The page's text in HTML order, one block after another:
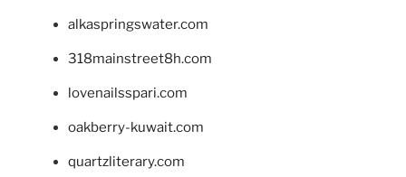
alkaspringswater.com
318mainstreet8h.com
lovenailsspari.com
oakberry-kuwait.com
quartzliterary.com